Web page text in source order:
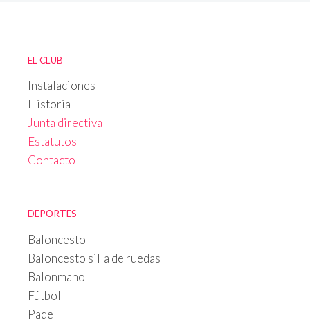
EL CLUB
Instalaciones
Historia
Junta directiva
Estatutos
Contacto
DEPORTES
Baloncesto
Baloncesto silla de ruedas
Balonmano
Fútbol
Padel